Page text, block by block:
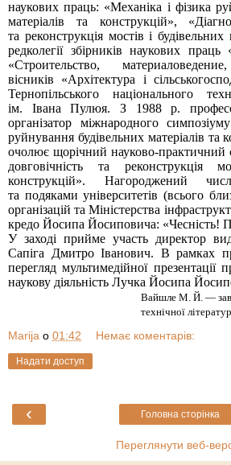
наукових праць: «Механіка і фізика
матеріалів та конструкцій»,
та реконструкція мостів і
редколегії збірників наукових
«Строительство,
вісників «Архітектура і
Тернопільського національного
ім. Івана Пулюя. З 1988 р.
організатор міжнародного
руйнування будівельних матеріалів та
очолює щорічний науково-практичний
довговічність та реконструкція
конструкцій». Нагороджений
та подяками університетів (всього
організацій та Міністерства
кредо Йосипа Йосиповича: «Чесність!
У заході прийме участь директор
Сапіга Дмитро Іванович. В рамках
перегляд мультимедійної
наукову діяльність Лучка Йосипа
Вайшле М. Й. —
технічної
Marija о 01:42 Немає коментарів:
Надати доступ
‹ Головна сторінка
Переглянути веб-